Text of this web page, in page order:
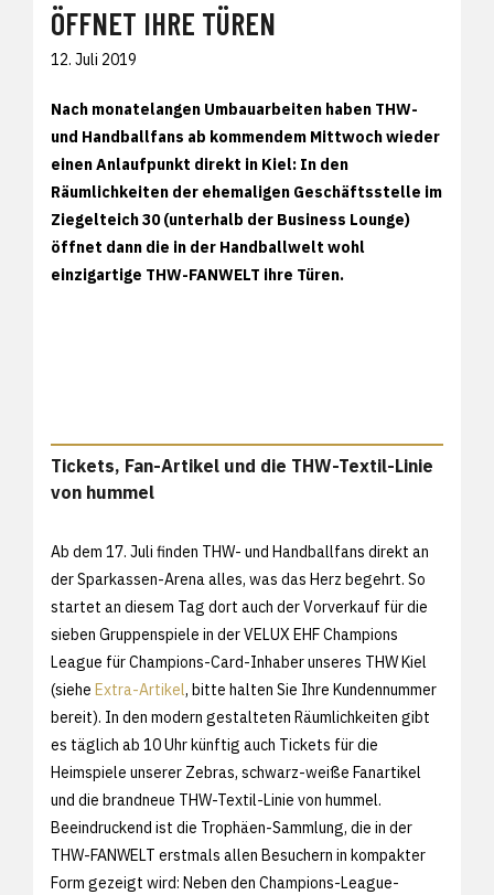
ÖFFNET IHRE TÜREN
12. Juli 2019
Nach monatelangen Umbauarbeiten haben THW-
und Handballfans ab kommendem Mittwoch wieder
einen Anlaufpunkt direkt in Kiel: In den
Räumlichkeiten der ehemaligen Geschäftsstelle im
Ziegelteich 30 (unterhalb der Business Lounge)
öffnet dann die in der Handballwelt wohl
einzigartige THW-FANWELT ihre Türen.
Tickets, Fan-Artikel und die THW-Textil-Linie
von hummel
Ab dem 17. Juli finden THW- und Handballfans direkt an
der Sparkassen-Arena alles, was das Herz begehrt. So
startet an diesem Tag dort auch der Vorverkauf für die
sieben Gruppenspiele in der VELUX EHF Champions
League für Champions-Card-Inhaber unseres THW Kiel
(siehe Extra-Artikel, bitte halten Sie Ihre Kundennummer
bereit). In den modern gestalteten Räumlichkeiten gibt
es täglich ab 10 Uhr künftig auch Tickets für die
Heimspiele unserer Zebras, schwarz-weiße Fanartikel
und die brandneue THW-Textil-Linie von hummel.
Beeindruckend ist die Trophäen-Sammlung, die in der
THW-FANWELT erstmals allen Besuchern in kompakter
Form gezeigt wird: Neben den Champions-League-